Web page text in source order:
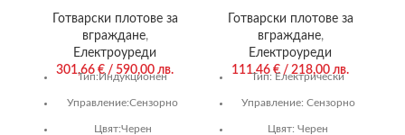
Готварски плотове за
вграждане,
Електроуреди
301,66 €/ 590,00 лв.
Тип:Индукционен
Управление:Сензорно
Цвят:Черен
Готварски плотове за
вграждане,
Електроуреди
111,46 €/ 218,00 лв.
Тип: Електрически
Управление: Сензорно
Цвят: Черен